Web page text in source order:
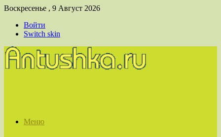
Воскресенье , 9 Август 2026
Войти
Switch skin
Меню